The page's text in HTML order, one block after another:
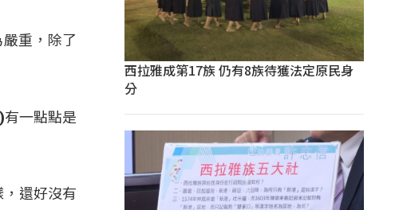
重，除了
一點點是
還好沒有
西拉雅成第17族 仍有8族待獲法定原民身
分